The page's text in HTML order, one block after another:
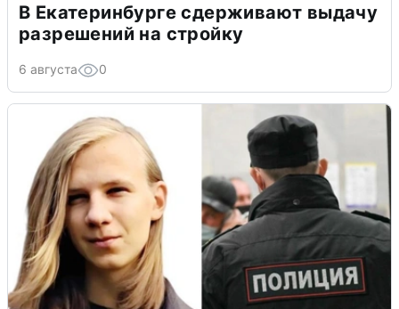
В Екатеринбурге сдерживают выдачу
разрешений на стройку
6 августа 0